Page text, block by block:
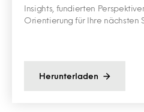
Insights, fundierten
Orientierung für Ihre nächsten
Herunterladen